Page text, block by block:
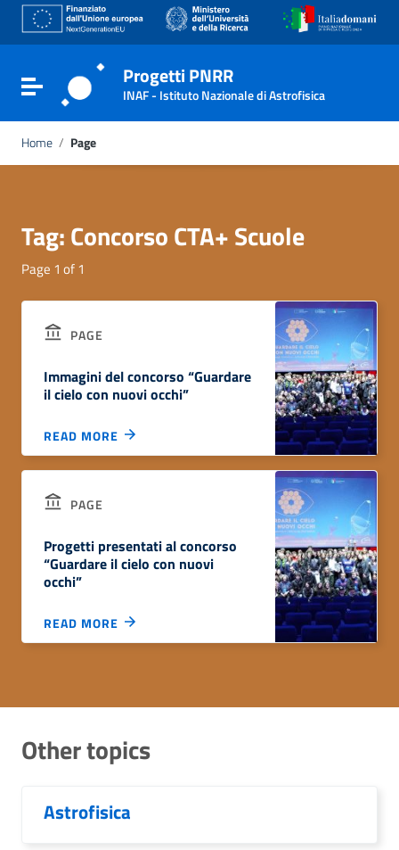
Go to content
Go to the navigation menu
Go to the footer
Toggle navigationProgetti PNRR
INAF - Istituto Nazionale di Astrofisica
Home / Page
Tag:Concorso CTA+ Scuole
Page 1 of 1
PAGE
Immagini del concorso “Guardare
il cielo con nuovi occhi”
READ MORE
PAGE
Progetti presentati al concorso
“Guardare il cielo con nuovi
occhi”
READ MORE
Other topics
Astrofisica